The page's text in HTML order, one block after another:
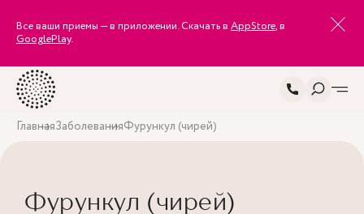
Все ваши приемы — в приложении. Скачать в AppStore, в
GooglePlay.
ГлавнаяЗаболеванияФурункул (чирей)
Фурункул (чирей)